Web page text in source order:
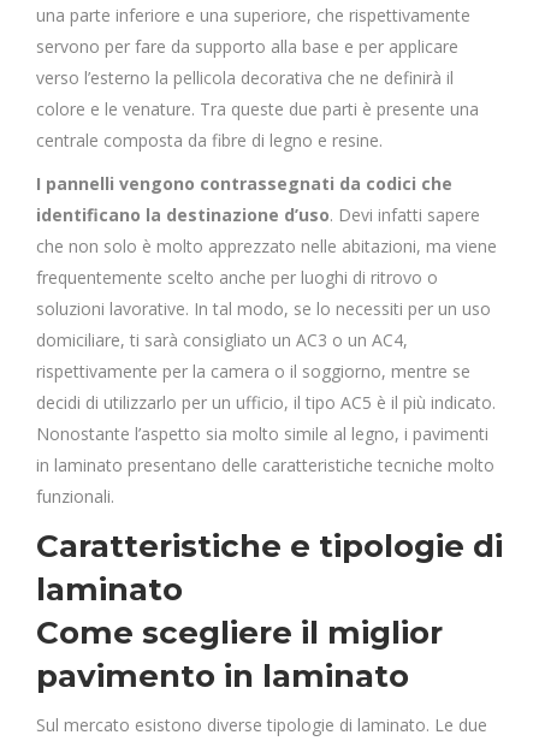
una parte inferiore e una superiore, che rispettivamente
servono per fare da supporto alla base e per applicare
verso l’esterno la pellicola decorativa che ne definirà il
colore e le venature. Tra queste due parti è presente una
centrale composta da fibre di legno e resine.
I pannelli vengono contrassegnati da codici che
identificano la destinazione d’uso. Devi infatti sapere
che non solo è molto apprezzato nelle abitazioni, ma viene
frequentemente scelto anche per luoghi di ritrovo o
soluzioni lavorative. In tal modo, se lo necessiti per un uso
domiciliare, ti sarà consigliato un AC3 o un AC4,
rispettivamente per la camera o il soggiorno, mentre se
decidi di utilizzarlo per un ufficio, il tipo AC5 è il più indicato.
Nonostante l’aspetto sia molto simile al legno, i pavimenti
in laminato presentano delle caratteristiche tecniche molto
funzionali.
Caratteristiche e tipologie di
laminato
Come scegliere il miglior
pavimento in laminato
Sul mercato esistono diverse tipologie di laminato. Le due